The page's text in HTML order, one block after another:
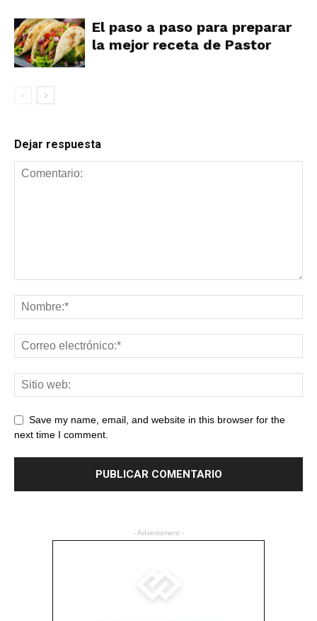
El paso a paso para preparar
la mejor receta de Pastor
Dejar respuesta
Save my name, email, and website in this browser for the
next time I comment.
- Advertisment -